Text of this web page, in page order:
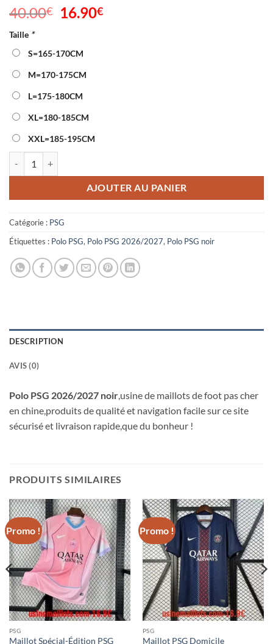
40.00€
Le
était :
40.00€.
16.90€
Taille *
S=165-170CM
M=170-175CM
L=175-180CM
XL=180-185CM
XXL=185-195CM
quantité de Polo PSG 2026/2027 Noir
AJOUTER AU PANIER
Catégorie : PSG
Étiquettes : Polo PSG, Polo PSG 2026/2027, Polo PSG noir
DESCRIPTION
AVIS (0)
Polo PSG 2026/2027 noir ,usine de maillots de foot pas cher
en chine,produits de qualité et navigation facile sur ce site
sécurisé et livraison rapide,que du bonheur !
PRODUITS SIMILAIRES
Promo !
PSG
Maillot Spécial-Édition PSG
Promo !
PSG
Maillot PSG Domicile